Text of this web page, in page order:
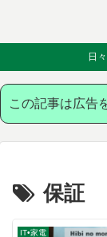
日
この記事は広告
保証
IT•家電